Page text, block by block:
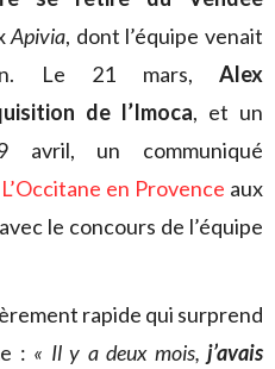
Apivia, dont l’équipe venait
Le 21 mars, Alex
de l’Imoca, et un
un communiqué
en Provence aux
le concours de l’équipe
rapide qui surprend
: « Il y a deux mois, j’avais